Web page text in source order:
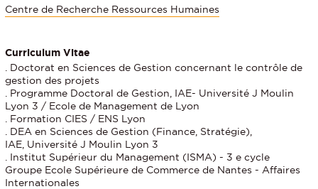
Centre de Recherche Ressources Humaines
Curriculum Vitae
. Doctorat en Sciences de Gestion concernant le contrôle de
gestion des projets
. Programme Doctoral de Gestion, IAE- Université J Moulin
Lyon 3 / Ecole de Management de Lyon
. Formation CIES / ENS Lyon
. DEA en Sciences de Gestion (Finance, Stratégie),
IAE, Université J Moulin Lyon 3
. Institut Supérieur du Management (ISMA) - 3 e cycle
Groupe Ecole Supérieure de Commerce de Nantes - Affaires
Internationales